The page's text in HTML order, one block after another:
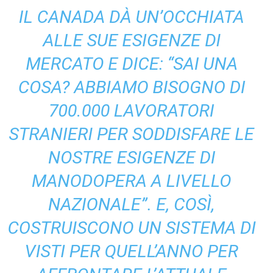
IL CANADA DÀ UN’OCCHIATA
ALLE SUE ESIGENZE DI
MERCATO E DICE: “SAI UNA
COSA? ABBIAMO BISOGNO DI
700.000 LAVORATORI
STRANIERI PER SODDISFARE LE
NOSTRE ESIGENZE DI
MANODOPERA A LIVELLO
NAZIONALE”. E, COSÌ,
COSTRUISCONO UN SISTEMA DI
VISTI PER QUELL’ANNO PER